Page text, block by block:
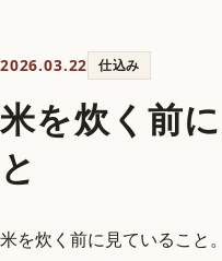
2026.03.22 仕込み
米を炊く前
と
米を炊く前に見ていること